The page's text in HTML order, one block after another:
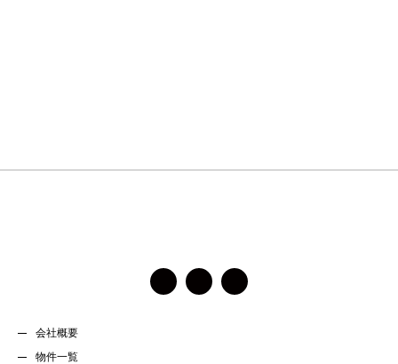
会社概要
物件一覧